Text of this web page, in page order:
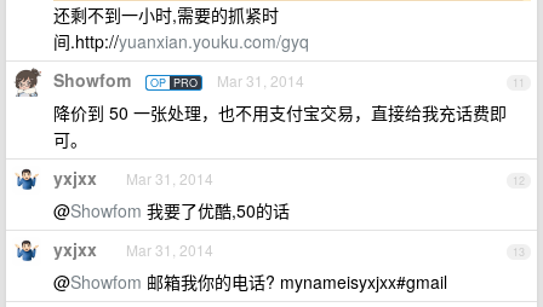
还剩不到一小时,需要的抓紧时
间.http://yuanxian.youku.com/gyq
11
Showfom OP PRO Mar 31, 2014
降价到 50 一张处理，也不用支付宝交易，直接给我充话费即
可。
12
yxjxx Mar 31, 2014
@Showfom 我要了优酷,50的话
13
yxjxx Mar 31, 2014
@Showfom 邮箱我你的电话? mynameisyxjxx#gmail